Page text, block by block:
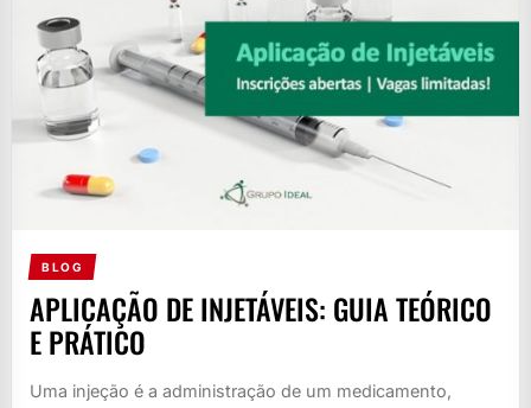
BLOG
APLICAÇÃO DE INJETÁVEIS: GUIA TEÓRICO
E PRÁTICO
Uma injeção é a administração de um medicamento,